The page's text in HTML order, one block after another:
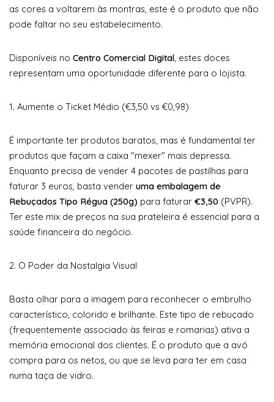
as cores a voltarem às montras, este é o produto que não
pode faltar no seu estabelecimento.
Disponíveis no Centro Comercial Digital , estes doces
representam uma oportunidade diferente para o lojista.
1. Aumente o Ticket Médio (€3,50 vs €0,98)
É importante ter produtos baratos, mas é fundamental ter
produtos que façam a caixa "mexer" mais depressa.
Enquanto precisa de vender 4 pacotes de pastilhas para
faturar 3 euros, basta vender uma embalagem de
Rebuçados Tipo Régua (250g) para faturar €3,50 (PVPR).
Ter este mix de preços na sua prateleira é essencial para a
saúde financeira do negócio.
2. O Poder da Nostalgia Visual
Basta olhar para a imagem para reconhecer o embrulho
característico, colorido e brilhante. Este tipo de rebuçado
(frequentemente associado às feiras e romarias) ativa a
memória emocional dos clientes. É o produto que a avó
compra para os netos, ou que se leva para ter em casa
numa taça de vidro.